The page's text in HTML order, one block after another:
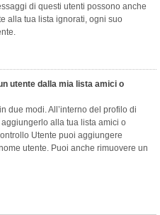
di questi utenti possono anche
alla tua lista ignorati, ogni suo
utente dalla mia lista amici o
due modi. All’interno del profilo di
alla tua lista amici o
Utente puoi aggiungere
utente. Puoi anche rimuovere un